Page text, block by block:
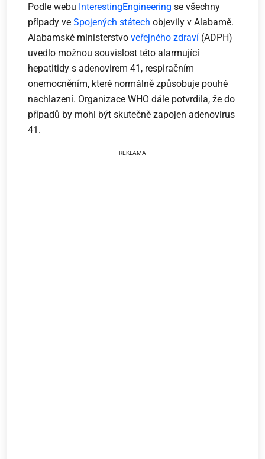
Podle webu InterestingEngineering se všechny
případy veSpojených státech objevily v Alabamě.
Alabamské ministerstvoveřejného zdraví (ADPH)
uvedlo možnou souvislost této alarmující
hepatitidy s adenovirem 41, respiračním
onemocněním, které normálně způsobuje pouhé
nachlazení. Organizace WHO dále potvrdila, že do
případů by mohl být skutečně zapojen adenovirus
41.